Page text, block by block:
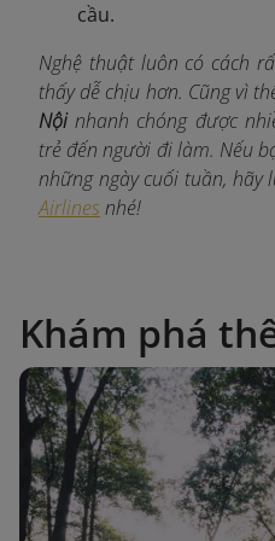
cầu.
Nghệ thuật luôn có cách
thấy dễ chịu hơn. Cũng vì
Nộinhanh chóng được
trẻ đến người đi làm. Nếu
những ngày cuối tuần, hãy
Airlines nhé!
Khám phá